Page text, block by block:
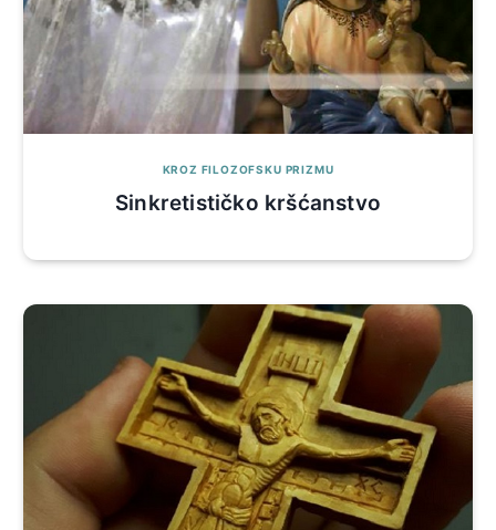
KROZ FILOZOFSKU PRIZMU
Sinkretističko kršćanstvo